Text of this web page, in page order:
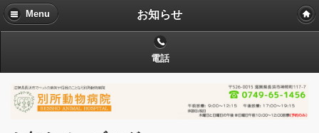
Menu お知らせ
電話